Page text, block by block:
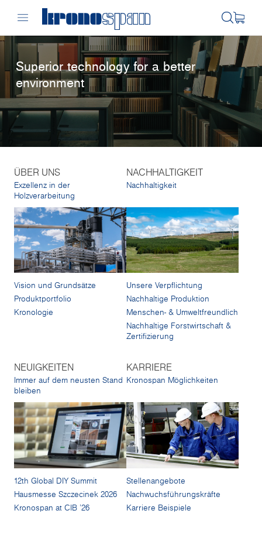
Superior technology for a better
environment
ÜBER UNS
Exzellenz in der
Holzverarbeitung
Vision und Grundsätze
Produktportfolio
Kronologie
NACHHALTIGKEIT
Nachhaltigkeit
Unsere Verpflichtung
Nachhaltige Produktion
Menschen- & Umweltfreundlich
Nachhaltige Forstwirtschaft &
Zertifizierung
NEUIGKEITEN
Immer auf dem neusten Stand
bleiben
12th Global DIY Summit
Hausmesse Szczecinek 2026
Kronospan at CIB '26
KARRIERE
Kronospan Möglichkeiten
Stellenangebote
Nachwuchsführungskräfte
Karriere Beispiele